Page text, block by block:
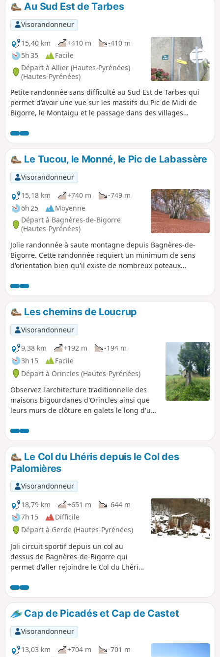
Au Sud Est de Tarbes
Visorandonneur
15,40 km
+410 m
-410 m
5h 35
Facile
Départ à Allier (Hautes-Pyrénées)
(Hautes-Pyrénées)
Petite randonnée sans difficulté au Sud Est de Tarbes qui
permet d'avoir une vue sur les massifs du Pic de Midi de
Bigorre, le Montaigu et le passage dans des villages
quelques portions de petites routes sans grande circulation
automobile. Le descriptif ainsi que la carte sont
nécessaires, car il y a de multiples bifurcations.
Le Tucou, le Monné, le Pic de Labassère
Visorandonneur
15,18 km
+740 m
-749 m
6h 25
Moyenne
Départ à Bagnères-de-Bigorre
(Hautes-Pyrénées)
Jolie randonnée à saute montagne depuis Bagnères-de-
Bigorre. Cette randonnée requiert un minimum de sens
d'orientation bien qu'il existe de nombreux poteaux
Avertissement Un VR signale un cheminement difficile entre
les (12) et (14) : des travaux forestiers ont été réalisés et ont
de ce fait abimé considérablement le chemin en forêt.
Redoublez de prudence et utilisez la trace gpx.
Les chemins de Loucrup
Visorandonneur
9,38 km
+192 m
-194 m
3h 15
Facile
Départ à Orincles (Hautes-Pyrénées)
Observez l'architecture traditionnelle des
maisons bigourdanes d'Orincles ainsi que
leurs murs de clôture en galets le long d'un
demi-journée tout en flânant. Du haut des
côteaux vous profiterez de la belle vue sur la
chaîne des Pyrénées. Ce parcours de balade
peut se faire en marche nordique en un peu
moins de 2 h sans trop traîner.
Le Col du Lhéris depuis le Col des
Palomières
Visorandonneur
18,79 km
+651 m
-644 m
7h 15
Difficile
Départ à Gerde (Hautes-Pyrénées)
Joli circuit sportif depuis un col au
dessus de Bagnères-de-Bigorre qui
permet d'aller rejoindre le Col du Lhéris.
raquettes à neige. Ce circuit est
accessible en toutes saisons, sauf après
de fortes pluie, car les pistes
deviennent très boueuses.
Cap de Picadés et Cap de Castet
Visorandonneur
13,03 km
+704 m
-701 m